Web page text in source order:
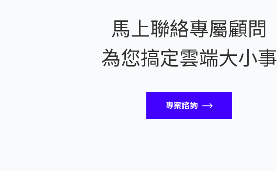
馬上聯絡專屬顧問
為您搞定雲端大小事
專案諮詢